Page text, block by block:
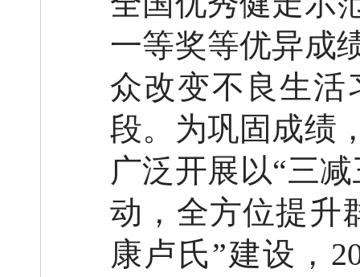
一等奖等优异成
众改变不良生活
段。为巩固成绩
广泛开展以“三
动，全方位提升
康卢氏”建设，